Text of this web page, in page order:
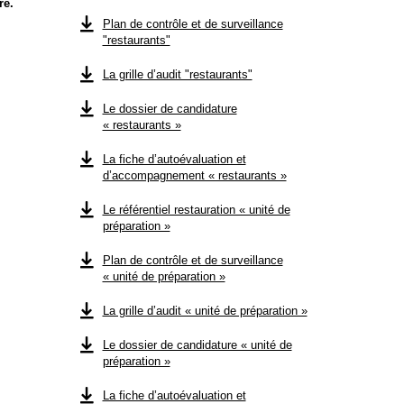
Plan de contrôle et de surveillance
"restaurants"
La grille d’audit "restaurants"
Le dossier de candidature
« restaurants »
La fiche d’autoévaluation et
d’accompagnement « restaurants »
Le référentiel restauration « unité de
préparation »
Plan de contrôle et de surveillance
« unité de préparation »
La grille d’audit « unité de préparation »
Le dossier de candidature « unité de
préparation »
La fiche d’autoévaluation et